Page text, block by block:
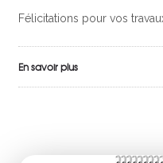
Félicitations pour vos
En savoir plus